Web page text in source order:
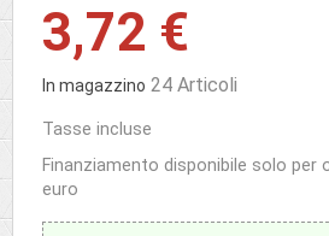
3,72 €
In magazzino 24 Articoli
Tasse incluse
Finanziamento disponibile solo per
euro